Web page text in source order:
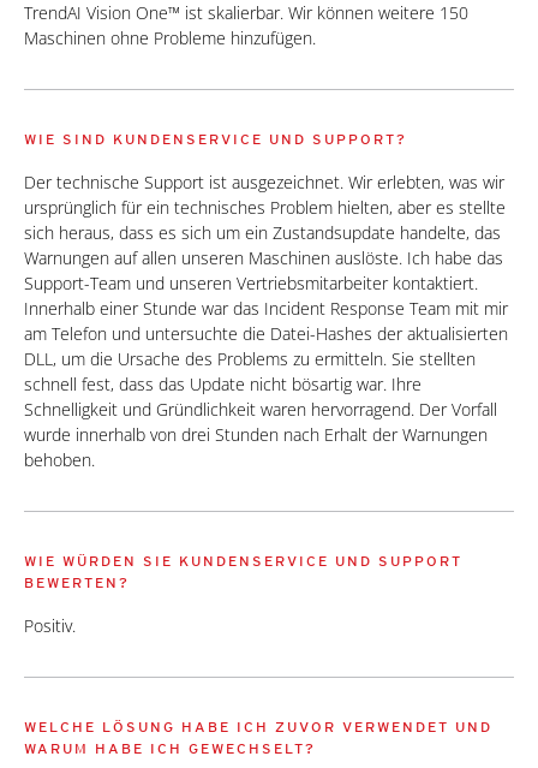
TrendAI Vision One™ ist skalierbar. Wir können weitere 150
Maschinen ohne Probleme hinzufügen.
WIE SIND KUNDENSERVICE UND SUPPORT?
Der technische Support ist ausgezeichnet. Wir erlebten, was wir
ursprünglich für ein technisches Problem hielten, aber es stellte
sich heraus, dass es sich um ein Zustandsupdate handelte, das
Warnungen auf allen unseren Maschinen auslöste. Ich habe das
Support-Team und unseren Vertriebsmitarbeiter kontaktiert.
Innerhalb einer Stunde war das Incident Response Team mit mir
am Telefon und untersuchte die Datei-Hashes der aktualisierten
DLL, um die Ursache des Problems zu ermitteln. Sie stellten
schnell fest, dass das Update nicht bösartig war. Ihre
Schnelligkeit und Gründlichkeit waren hervorragend. Der Vorfall
wurde innerhalb von drei Stunden nach Erhalt der Warnungen
behoben.
WIE WÜRDEN SIE KUNDENSERVICE UND SUPPORT
BEWERTEN?
Positiv.
WELCHE LÖSUNG HABE ICH ZUVOR VERWENDET UND
WARUM HABE ICH GEWECHSELT?